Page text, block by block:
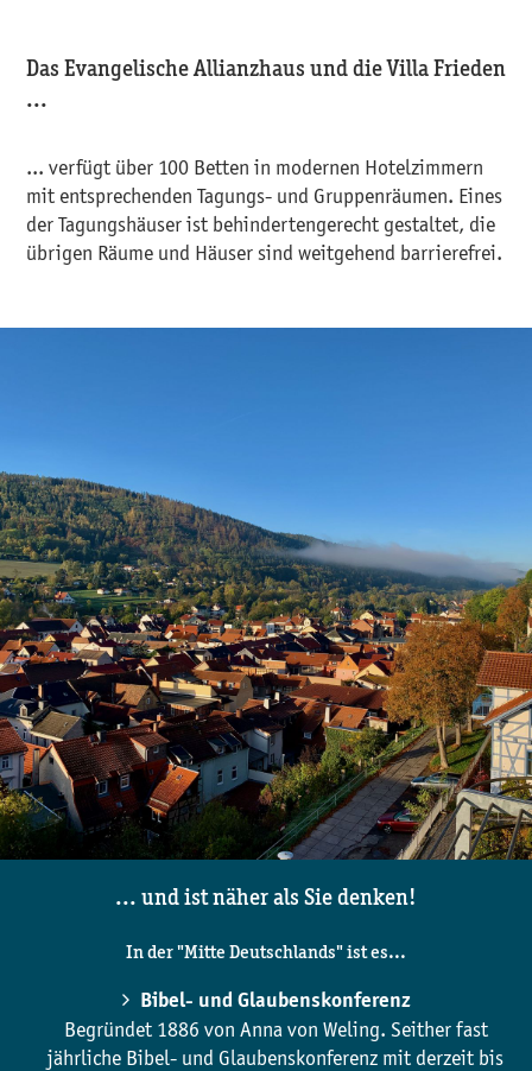
Das Evangelische Allianzhaus und die Villa Frieden
...
... verfügt über 100 Betten in modernen Hotelzimmern
mit entsprechenden Tagungs- und Gruppenräumen. Eines
der Tagungshäuser ist behindertengerecht gestaltet, die
übrigen Räume und Häuser sind weitgehend barrierefrei.
... und ist näher als Sie denken!
In der "Mitte Deutschlands" ist es...
Bibel- und Glaubenskonferenz
Begründet 1886 von Anna von Weling. Seither fast
jährliche Bibel- und Glaubenskonferenz mit derzeit bis